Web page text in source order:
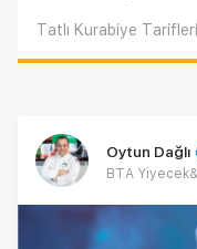
Tatlı Kurabiye Tarifleri
Oytun Dağlı
BTA